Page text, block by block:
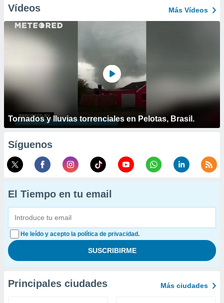
Vídeos Más Vídeos
Tornados y lluvias torrenciales en Pelotas, Brasil.
Síguenos
El Tiempo en tu email
He leído y acepto la política de privacidad.
Principales ciudades Más ciudades